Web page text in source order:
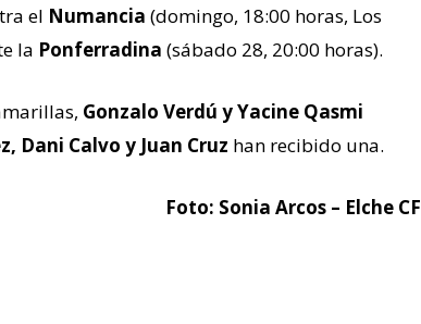
el Numancia (domingo, 18:00 horas, Los
la Ponferradina (sábado 28, 20:00 horas).
Gonzalo Verdú y Yacine Qasmi
Dani Calvo y Juan Cruz han recibido una.
Foto: Sonia Arcos – Elche CF